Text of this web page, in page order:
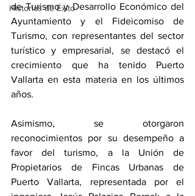
Historias de Éxito
de Turismo y Desarrollo Económico del
Ayuntamiento y el Fideicomiso de
Turismo, con representantes del sector
turístico y empresarial, se destacó el
crecimiento que ha tenido Puerto
Vallarta en esta materia en los últimos
años.
Asimismo, se otorgaron
reconocimientos por su desempeño a
favor del turismo, a la Unión de
Propietarios de Fincas Urbanas de
Puerto Vallarta, representada por el